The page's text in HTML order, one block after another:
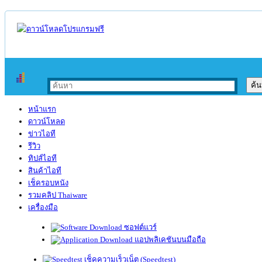
หน้าแรก
ดาวน์โหลด
ข่าวไอที
รีวิว
ทิปส์ไอที
สินค้าไอที
เช็ครอบหนัง
รวมคลิป Thaiware
เครื่องมือ
ซอฟต์แวร์
แอปพลิเคชันบนมือถือ
เช็คความเร็วเน็ต (Speedtest)